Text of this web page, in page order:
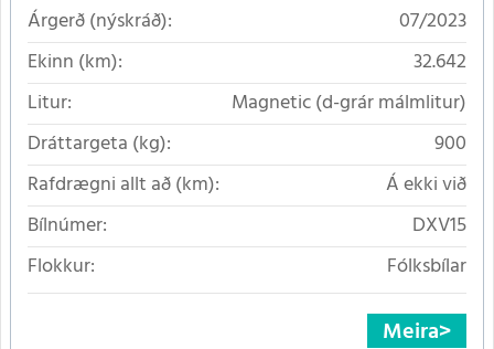
Árgerð (nýskráð):
07/2023
Ekinn (km):
32.642
Litur:
Magnetic (d-grár málmlitur)
Dráttargeta (kg):
900
Rafdrægni allt að (km):
Á ekki við
Bílnúmer:
DXV15
Flokkur:
Fólksbílar
Meira